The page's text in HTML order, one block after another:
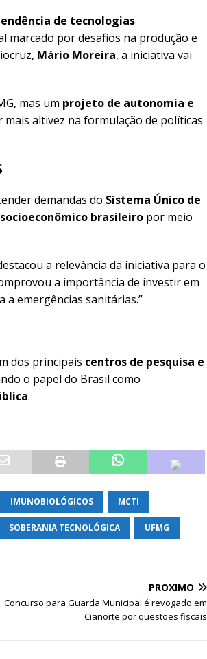
de tecnologias
marcado por desafios na produção e
Mário Moreira, a iniciativa vai
mas um projeto de autonomia e
altivez na formulação de políticas
demandas do Sistema Único de
brasileiro por meio
a relevância da iniciativa para o
a importância de investir em
a emergências sanitárias.”
dos principais centros de pesquisa e
o papel do Brasil como
.
IMUNOBIOLÓGICOS MCTI
SOBERANIA TECNOLÓGICA UFMG
PRÓXIMO
Concurso para Guarda Municipal é revogado em
Cianorte por questões fiscais